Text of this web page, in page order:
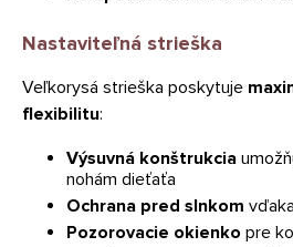
Nastaviteľná strieška
Veľkorysá strieška poskytuje
flexibilitu:
Výsuvná konštrukcia
nohám dieťaťa
Ochrana pred slnkom
Pozorovacie okienko pre